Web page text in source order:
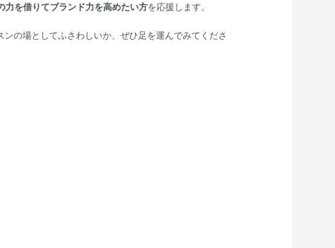
力を借りてブランド力を高めたい方を応援します。
の場としてふさわしいか、ぜひ足を運んでみてくださ